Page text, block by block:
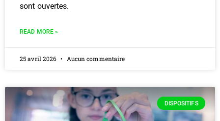
sont ouvertes.
READ MORE »
25 avril 2026 Aucun commentaire
DISPOSITIFS